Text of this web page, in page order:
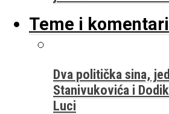
Teme i komentari
Dva politička sina,
Stanivukovića i
Luci